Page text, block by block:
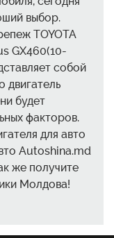
выбор.
TOYOTA
GX460(10-
собой
двигатель
будет
факторов.
для авто
Autoshina.md
же получите
Молдова!